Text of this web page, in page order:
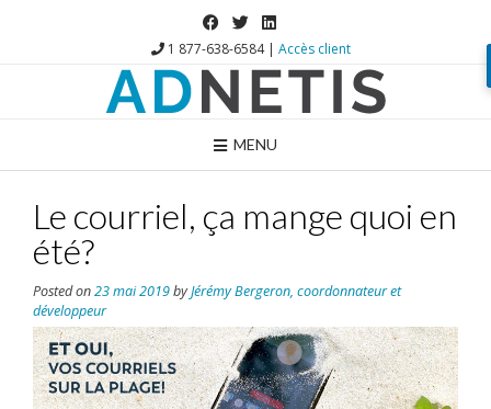
1 877-638-6584 | Accès client
MENU
Le courriel, ça mange quoi en
été?
Posted on23 mai 2019byJérémy Bergeron, coordonnateur et
développeur